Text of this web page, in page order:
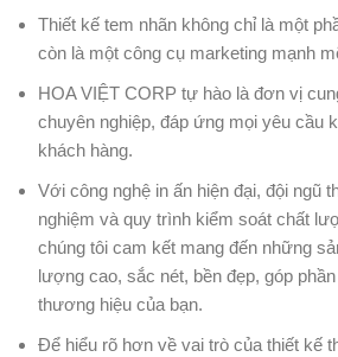
Thiết kế tem nhãn không chỉ là một
còn là một công cụ marketing mạnh
HOA VIỆT CORP tự hào là đơn vị
chuyên nghiệp, đáp ứng mọi yêu cầu
khách hàng.
Với công nghệ in ấn hiện đại, đội ngũ
nghiệm và quy trình kiểm soát chất
chúng tôi cam kết mang đến những
lượng cao, sắc nét, bền đẹp, góp
thương hiệu của bạn.
Để hiểu rõ hơn về vai trò của thiết kế